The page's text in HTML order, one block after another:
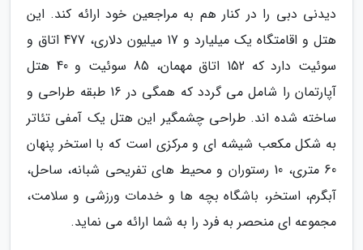
دیدنی دبی را در کنار هم به مراجعین خود ارائه کند. این
هتل و اقامتگاه یک میلیارد و 17 میلیون دلاری، 477 اتاق و
سوئیت دارد که 152 اتاق مهمان، 85 سوئیت و 40 هتل
آپارتمان را شامل می گردد که همگی در 16 طبقه طراحی و
ساخته شده اند. طراحی چشمگیر این هتل یک آمفی تئاتر
به شکل مکعب شیشه ای و مرکزی است که با استخر پنهان
60 متری، 10 رستوران و محیط های تفریحی شبانه، ساحل،
آبگرم، استخر، باشگاه بچه ها و خدمات ورزشی و سلامت،
مجموعه ای منحصر به فرد را به شما ارائه می نماید.